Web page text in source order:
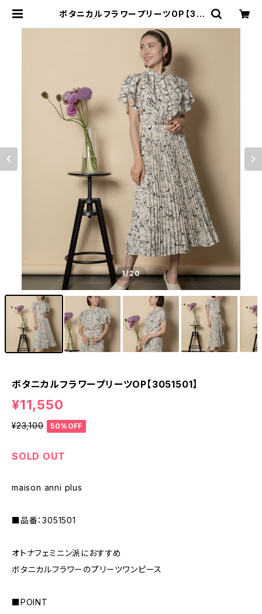
ボタニカルフラワープリーツOP【30
1/20
ボタニカルフラワープリーツOP【3051501】
¥11,550
¥23,100 50%OFF
SOLD OUT
maison anni plus
■品番：3051501
オトナフェミニン派におすすめ
ボタニカルフラワーのプリーツワンピース
■POINT